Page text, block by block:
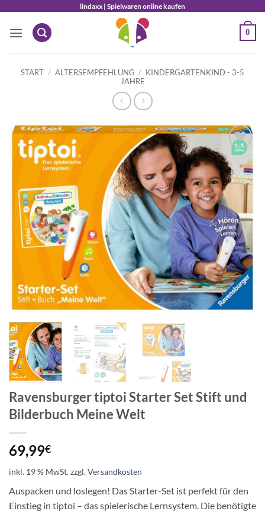
springen
lindaxx | Spielwaren online kaufen
0
START / ALTERSEMPFEHLUNG / KINDERGARTENKIND - 3-5
JAHRE
Auf die
Wunschliste
Ravensburger tiptoi Starter Set Stift und
Bilderbuch Meine Welt
69,99€
inkl. 19 % MwSt.zzgl.Versandkosten
Auspacken und loslegen! Das Starter-Set ist perfekt für den
Einstieg in tiptoi – das spielerische Lernsystem. Die benötigte